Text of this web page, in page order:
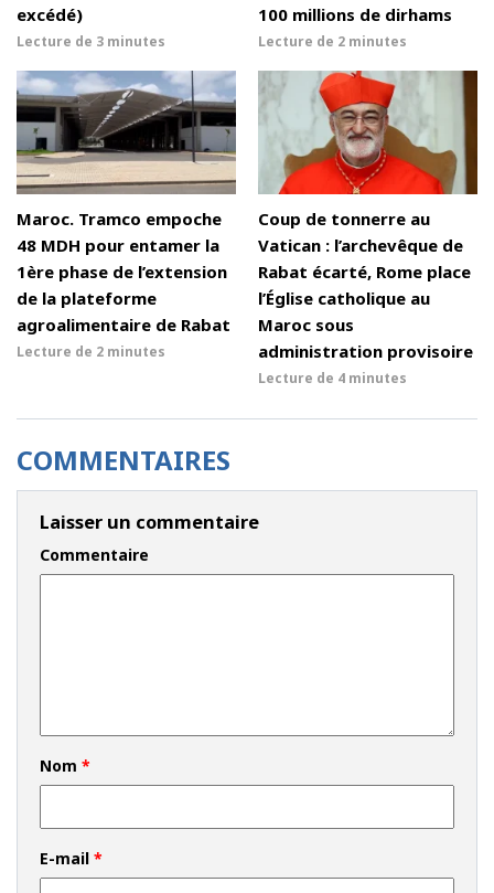
excédé)
Lecture de 3 minutes
100 millions de dirhams
Lecture de 2 minutes
Maroc. Tramco empoche
48 MDH pour entamer la
1ère phase de l’extension
de la plateforme
agroalimentaire de Rabat
Lecture de 2 minutes
Coup de tonnerre au
Vatican : l’archevêque de
Rabat écarté, Rome place
l’Église catholique au
Maroc sous
administration provisoire
Lecture de 4 minutes
COMMENTAIRES
Laisser un commentaire
Commentaire
Nom *
E-mail *